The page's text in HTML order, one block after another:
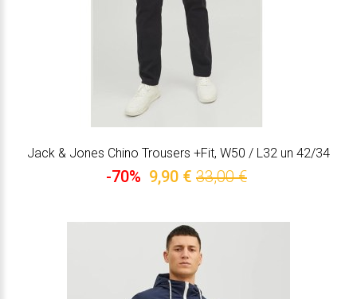
Jack & Jones Chino Trousers +Fit, W50 / L32 un 42/34
-70% 9,90 € 33,00 €